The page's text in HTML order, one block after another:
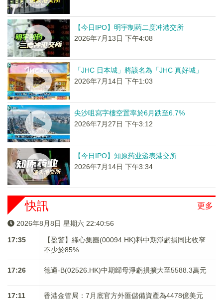
【今日IPO】明宇制药二度冲港交所
2026年7月13日 下午4:08
「JHC 日本城」將該名為「JHC 真好城」
2026年7月14日 下午1:03
尖沙咀寫字樓空置率於6月跌至6.7%
2026年7月27日 下午3:12
【今日IPO】知原药业递表港交所
2026年7月14日 下午3:34
更多
快訊
2026年8月8日 星期六 22:40:56
17:35
【盈警】綠心集團(00094.HK)料中期淨虧損同比收窄
不少於85%
17:26 德適-B(02526.HK)中期歸母淨虧損擴大至5588.3萬元
17:11 香港金管局：7月底官方外匯儲備資產為4478億美元